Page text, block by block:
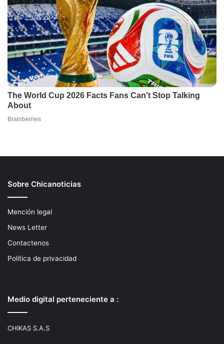
Sobre Chicanoticias
Mención legal
News Letter
Contactenos
Política de privacidad
Medio digital perteneciente a :
CHIKAS S.A.S